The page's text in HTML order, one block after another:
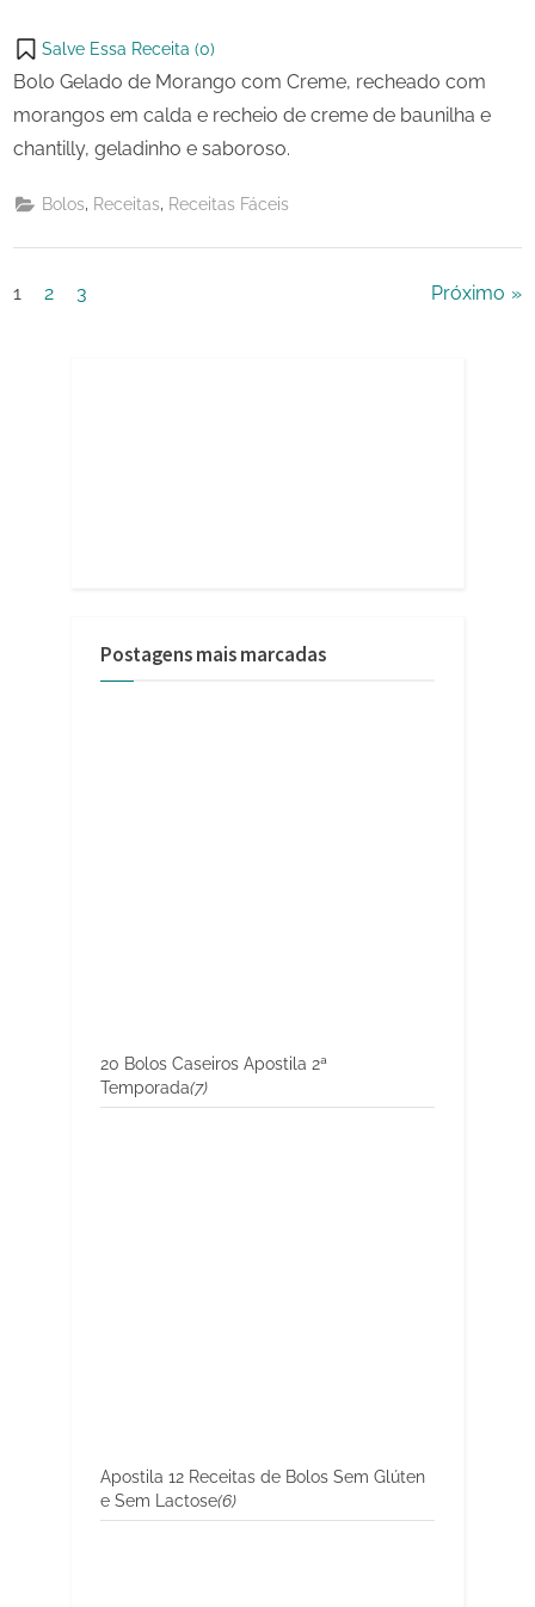
Salve Essa Receita (0)
Bolo Gelado de Morango com Creme, recheado com
morangos em calda e recheio de creme de baunilha e
chantilly, geladinho e saboroso.
Bolos Receitas Receitas Fáceis
Paginação
1 2 3 Próximo
Postagens mais marcadas
20 Bolos Caseiros Apostila 2ª
Temporada(7)
Apostila 12 Receitas de Bolos Sem Glúten
e Sem Lactose(6)